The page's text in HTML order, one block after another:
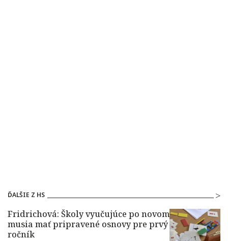
ĎALŠIE Z HS
Fridrichová: Školy vyučujúce po novom
musia mať pripravené osnovy pre prvý
ročník